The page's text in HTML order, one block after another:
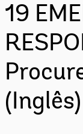
19
(Inglês)